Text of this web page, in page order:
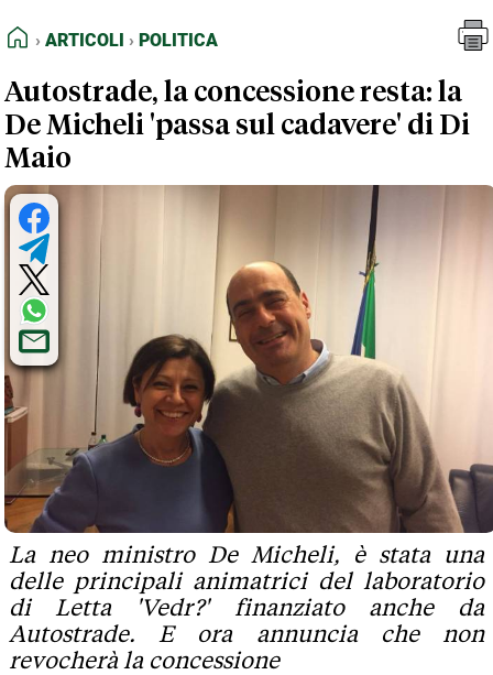
FEED RSS
NORMATIVE DEONTOLOGICHE
TERMINI e CONDIZIONI
HOME
ARTICOLI POLITICA
Autostrade, la concessione resta: la
De Micheli 'passa sul cadavere' di Di
Maio
La neo ministro De Micheli, è stata una
delle principali animatrici del laboratorio
di Letta 'Vedr?' finanziato anche da
Autostrade. E ora annuncia che non
revocherà la concessione